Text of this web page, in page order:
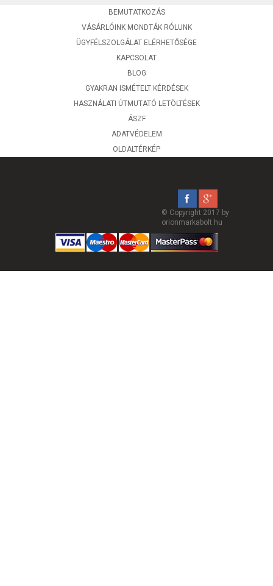
BEMUTATKOZÁS
VÁSÁRLÓINK MONDTÁK RÓLUNK
ÜGYFÉLSZOLGÁLAT ELÉRHETŐSÉGE
KAPCSOLAT
BLOG
GYAKRAN ISMÉTELT KÉRDÉSEK
HASZNÁLATI ÚTMUTATÓ LETÖLTÉSEK
ÁSZF
ADATVÉDELEM
OLDALTÉRKÉP
© Copyright 2017 by
orionmarkabolt.hu